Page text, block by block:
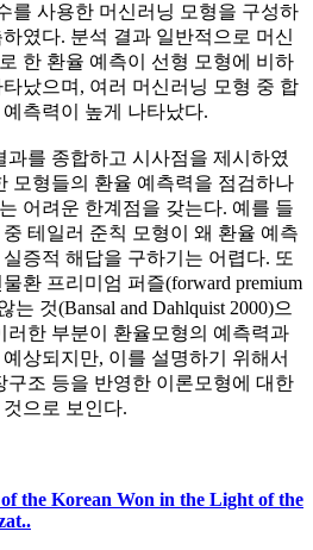
를 사용한 머신러닝 모형을 구성하
였다. 분석 결과 일반적으로 머신
한 환율 예측이 선형 모형에 비하
났으며, 여러 머신러닝 모형 중 합
측력이 높게 나타났다.
과를 종합하고 시사점을 제시하였
모형들의 환율 예측력을 점검하나
어려운 한계점을 갖는다. 예를 들
테일러 준칙 모형이 왜 환율 예측
증적 해답을 구하기는 어렵다. 또
환 프리미엄 퍼즐(forward premium
는 것(Bansal and Dahlquist 2000)으
러한 부분이 환율모형의 예측력과
상되지만, 이를 설명하기 위해서
구조 등을 반영한 이론모형에 대한
으로 보인다.
the Korean Won in the Light of the